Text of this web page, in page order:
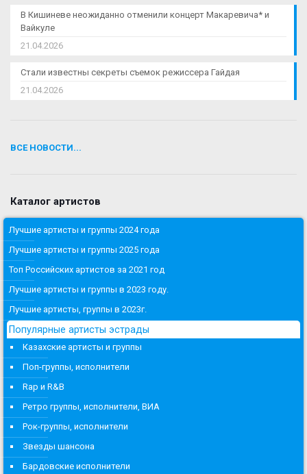
В Кишиневе неожиданно отменили концерт Макаревича* и
Вайкуле
21.04.2026
Стали известны секреты съемок режиссера Гайдая
21.04.2026
ВСЕ НОВОСТИ...
Каталог артистов
Лучшие артисты и группы 2024 года
Лучшие артисты и группы 2025 года
Топ Российских артистов за 2021 год
Лучшие артисты и группы в 2023 году.
Лучшие артисты, группы в 2023г.
Популярные артисты эстрады
Казахские артисты и группы
Поп-группы, исполнители
Rap и R&B
Ретро группы, исполнители, ВИА
Рок-группы, исполнители
Звезды шансона
Бардовские исполнители